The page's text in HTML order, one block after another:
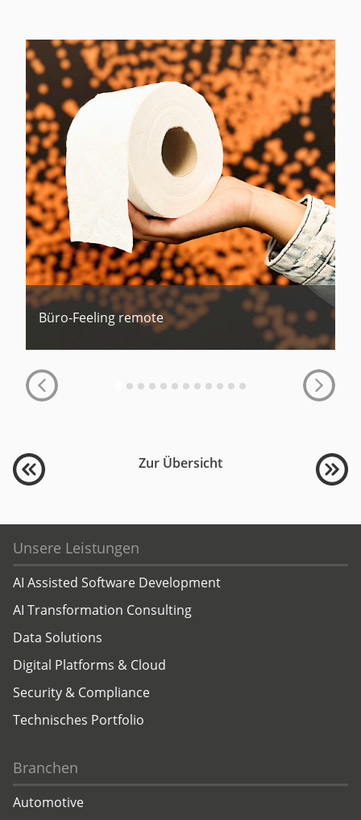
Büro-Feeling remote
Zur Übersicht
Unsere Leistungen
AI Assisted Software Development
AI Transformation Consulting
Data Solutions
Digital Platforms & Cloud
Security & Compliance
Technisches Portfolio
Branchen
Automotive